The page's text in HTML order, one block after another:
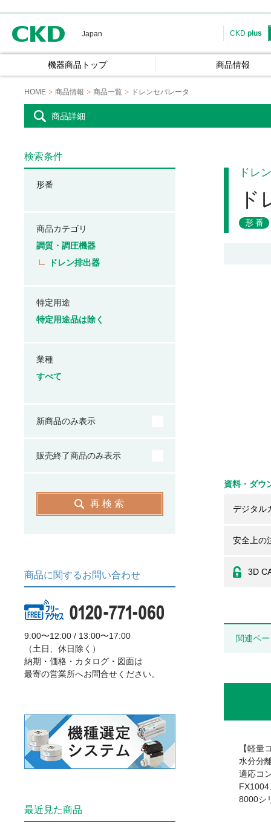
Japan CKD plus
機器商品トップ 商品情報
HOME 商品情報 商品一覧 ドレンセパレータ
商品詳細
ドレ
ド
形番
資料・ダウ
デジタル
安全上の
3D
関連ペ
【軽量
水分分
適応コ
8000シ
検索条件
形番
商品カテゴリ
調質・調圧機器
ドレン排出器
特定用途
特定用途品は除く
業種
すべて
新商品のみ表示
販売終了商品のみ表示
再検索
商品に関するお問い合わせ
9:00〜12:00 / 13:00〜17:00
（土日、休日除く）
納期・価格・カタログ・図面は
最寄の営業所へお問合せください。
最近見た商品